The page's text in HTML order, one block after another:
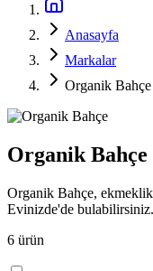
Anasayfa
Markalar
Organik Bahçe
Organik Bahçe
Organik Bahçe, ekmeklik
Evinizde'de
6 ürün